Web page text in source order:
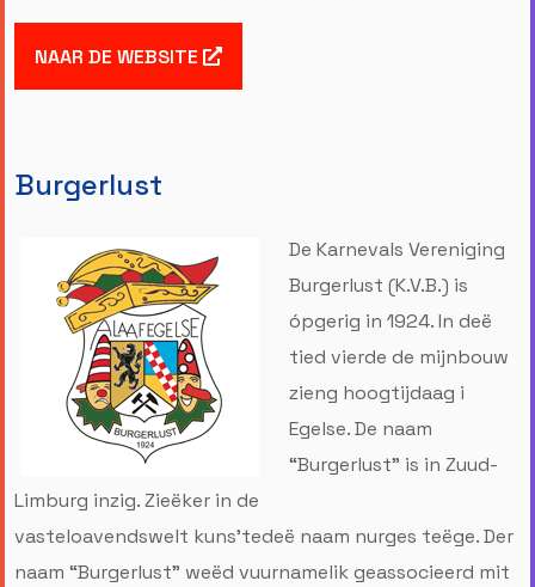
NAAR DE WEBSITE
Burgerlust
De Karnevals Vereniging
Burgerlust (K.V.B.) is
ópgerig in 1924. In deë
tied vierde de mijnbouw
zieng hoogtijdaag i
Egelse. De naam
“Burgerlust” is in Zuud-
Limburg inzig. Zieëker in de
vasteloavendswelt kuns’tedeë naam nurges teëge. Der
naam “Burgerlust” weëd vuurnamelik geassocieerd mit